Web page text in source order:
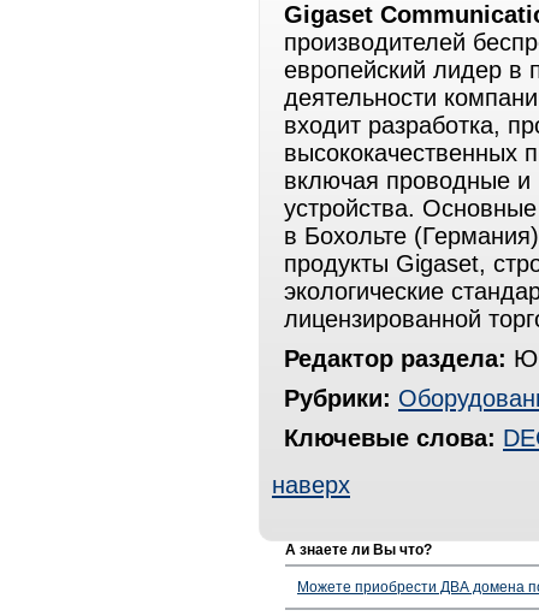
Gigaset
производителей
европейский лидер в
деятельности
входит разработка,
высококачественных
включая проводные
устройства.
в Бохольте
продукты Gigaset,
экологические
лицензированной
Редактор раздела:
Рубрики:
Ключевые слова:
наверх
А знаете ли Вы что?
Можете приобрести ДВА домена